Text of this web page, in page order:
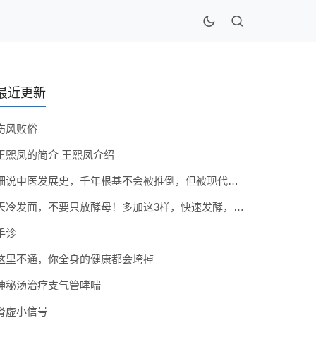
近更新
风败俗
熙凤的简介 王熙凤介绍
细说中医发展史，千年根基不会被推倒，但被现代医疗模式堵住出路
天冷发面，不要只放酵母！多加这3样，快速发酵，蓬松香软弹性十足
诊
里不通，你全身的健康都会垮掉
秘汤治疗支气管哮喘
虚小信号